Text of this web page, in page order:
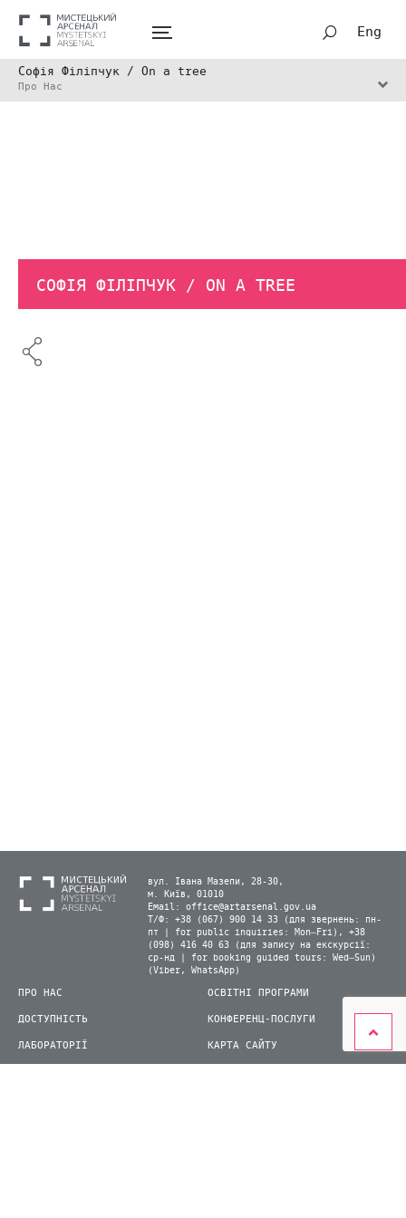
Eng
Софія Філіпчук / On a tree
Про Нас
СОФІЯ ФІЛІПЧУК / ON A TREE
вул. Івана Мазепи, 28-30,
м. Київ, 01010
Email: office@artarsenal.gov.ua
Т/Ф: +38 (067) 900 14 33 (для звернень: пн-
пт | for public inquiries: Mon–Fri), +38
(098) 416 40 63 (для запису на екскурсії:
ср-нд | for booking guided tours: Wed–Sun)
(Viber, WhatsApp)
ПРО НАС
ДОСТУПНІСТЬ
ЛАБОРАТОРІЇ
ОСВІТНІ ПРОГРАМИ
КОНФЕРЕНЦ-ПОСЛУГИ
КАРТА САЙТУ